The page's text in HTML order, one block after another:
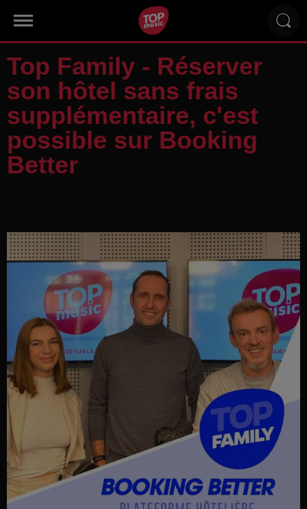
Top Family - Réserver
son hôtel sans frais
supplémentaire, c'est
possible sur Booking
Better